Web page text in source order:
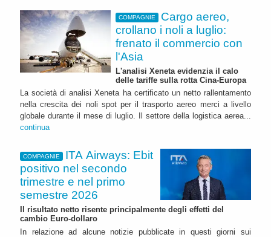
COMPAGNIE
Cargo aereo,
crollano i noli a luglio:
frenato il commercio con
l'Asia
L'analisi Xeneta evidenzia il calo
delle tariffe sulla rotta Cina-Europa
La società di analisi Xeneta ha certificato un netto rallentamento
nella crescita dei noli spot per il trasporto aereo merci a livello
globale durante il mese di luglio. Il settore della logistica aerea...
continua
COMPAGNIE
ITA Airways: Ebit
positivo nel secondo
trimestre e nel primo
semestre 2026
Il risultato netto risente principalmente degli effetti del
cambio Euro-dollaro
In relazione ad alcune notizie pubblicate in questi giorni sui